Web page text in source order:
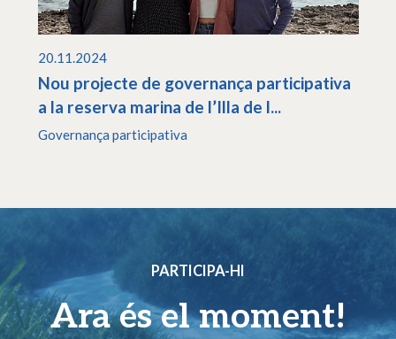
20.11.2024
Nou projecte de governança participativa
a la reserva marina de l’Illa de l...
Governança participativa
PARTICIPA-HI
Ara és el moment!